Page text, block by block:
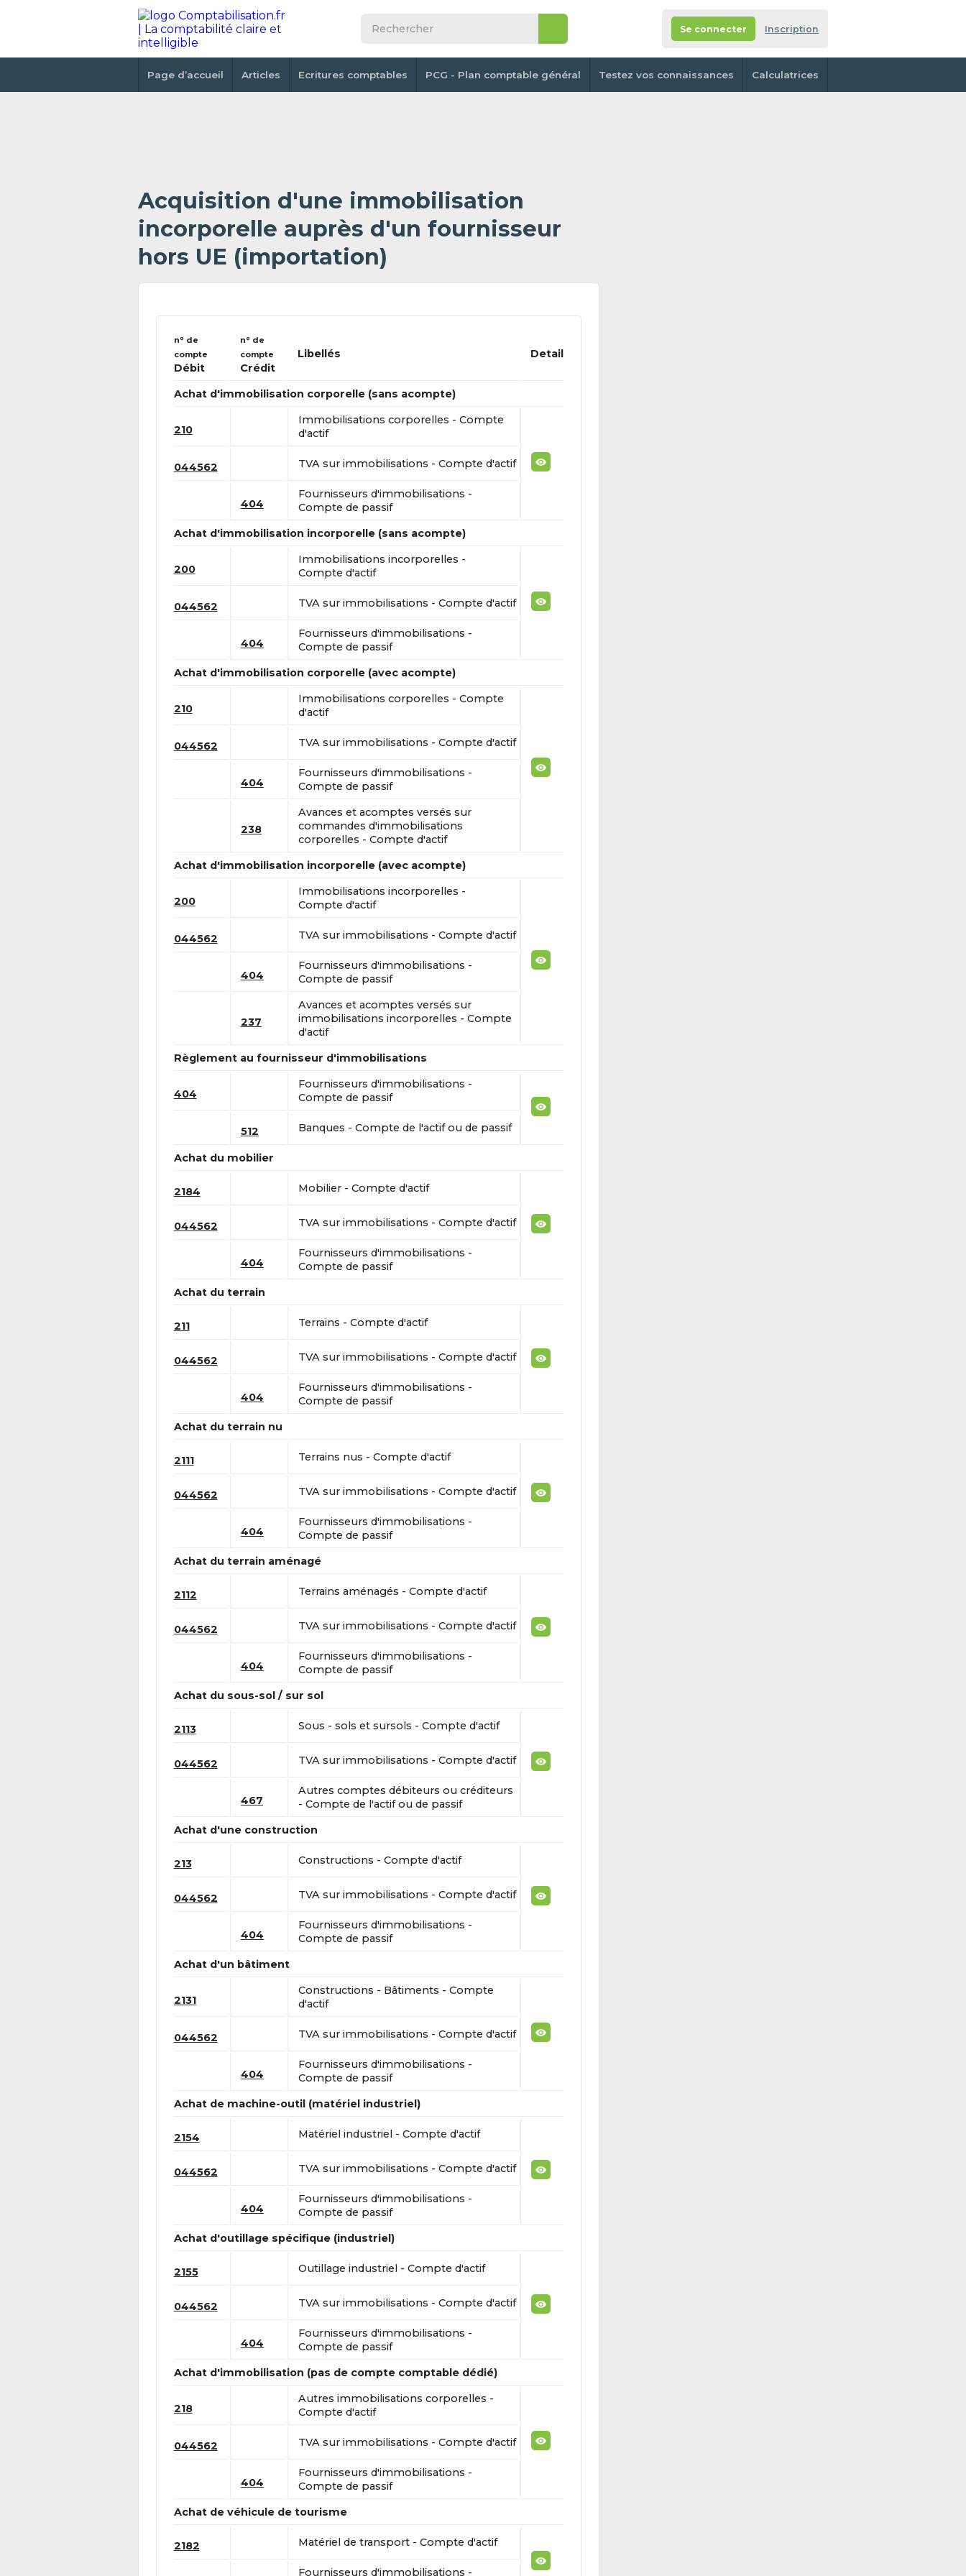
Se connecter Inscription
Page d’accueil Articles Ecritures comptables PCG - Plan comptable général Testez vos connaissances Calculatrices
Acquisition d'une immobilisation
incorporelle auprès d'un fournisseur
hors UE (importation)
n° de
compte
Débit
n° de
compte
Crédit
Libellés Detail
Achat d'immobilisation corporelle (sans acompte)
210
Immobilisations corporelles - Compte
d'actif
044562 TVA sur immobilisations - Compte d'actif
404
Fournisseurs d'immobilisations -
Compte de passif
Achat d'immobilisation incorporelle (sans acompte)
200
Immobilisations incorporelles -
Compte d'actif
044562 TVA sur immobilisations - Compte d'actif
404
Fournisseurs d'immobilisations -
Compte de passif
Achat d'immobilisation corporelle (avec acompte)
210
Immobilisations corporelles - Compte
d'actif
044562 TVA sur immobilisations - Compte d'actif
404
Fournisseurs d'immobilisations -
Compte de passif
238
Avances et acomptes versés sur
commandes d'immobilisations
corporelles - Compte d'actif
Achat d'immobilisation incorporelle (avec acompte)
200
Immobilisations incorporelles -
Compte d'actif
044562 TVA sur immobilisations - Compte d'actif
404
Fournisseurs d'immobilisations -
Compte de passif
237
Avances et acomptes versés sur
immobilisations incorporelles - Compte
d'actif
Règlement au fournisseur d'immobilisations
404
Fournisseurs d'immobilisations -
Compte de passif
512 Banques - Compte de l'actif ou de passif
Achat du mobilier
2184 Mobilier - Compte d'actif
044562 TVA sur immobilisations - Compte d'actif
404
Fournisseurs d'immobilisations -
Compte de passif
Achat du terrain
211 Terrains - Compte d'actif
044562 TVA sur immobilisations - Compte d'actif
404
Fournisseurs d'immobilisations -
Compte de passif
Achat du terrain nu
2111 Terrains nus - Compte d'actif
044562 TVA sur immobilisations - Compte d'actif
404
Fournisseurs d'immobilisations -
Compte de passif
Achat du terrain aménagé
2112 Terrains aménagés - Compte d'actif
044562 TVA sur immobilisations - Compte d'actif
404
Fournisseurs d'immobilisations -
Compte de passif
Achat du sous-sol / sur sol
2113 Sous - sols et sursols - Compte d'actif
044562 TVA sur immobilisations - Compte d'actif
467
Autres comptes débiteurs ou créditeurs
- Compte de l'actif ou de passif
Achat d'une construction
213 Constructions - Compte d'actif
044562 TVA sur immobilisations - Compte d'actif
404
Fournisseurs d'immobilisations -
Compte de passif
Achat d'un bâtiment
2131
Constructions - Bâtiments - Compte
d'actif
044562 TVA sur immobilisations - Compte d'actif
404
Fournisseurs d'immobilisations -
Compte de passif
Achat de machine-outil (matériel industriel)
2154 Matériel industriel - Compte d'actif
044562 TVA sur immobilisations - Compte d'actif
404
Fournisseurs d'immobilisations -
Compte de passif
Achat d'outillage spécifique (industriel)
2155 Outillage industriel - Compte d'actif
044562 TVA sur immobilisations - Compte d'actif
404
Fournisseurs d'immobilisations -
Compte de passif
Achat d'immobilisation (pas de compte comptable dédié)
218
Autres immobilisations corporelles -
Compte d'actif
044562 TVA sur immobilisations - Compte d'actif
404
Fournisseurs d'immobilisations -
Compte de passif
Achat de véhicule de tourisme
2182 Matériel de transport - Compte d'actif
Fournisseurs d'immobilisations -